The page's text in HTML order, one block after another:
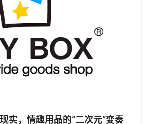
实，情趣用品的“二次元”变奏